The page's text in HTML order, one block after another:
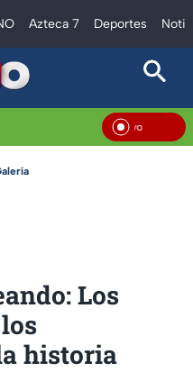
Azteca 7 Deportes
En Vivo
Los
historia